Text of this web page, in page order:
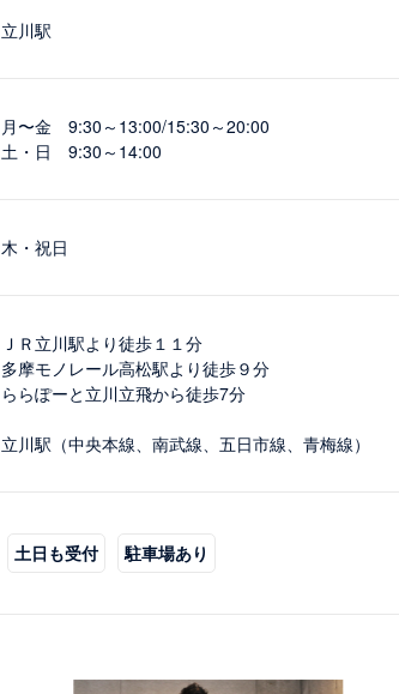
立川駅
月〜金 9:30～13:00/15:30～20:00
土・日 9:30～14:00
木・祝日
ＪＲ立川駅より徒歩１１分
多摩モノレール高松駅より徒歩９分
ららぽーと立川立飛から徒歩7分
立川駅（中央本線、南武線、五日市線、青梅線）
土日も受付 駐車場あり